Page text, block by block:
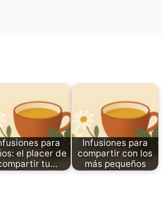
para
el placer de
tu…
Infusiones para
compartir con los
más pequeños